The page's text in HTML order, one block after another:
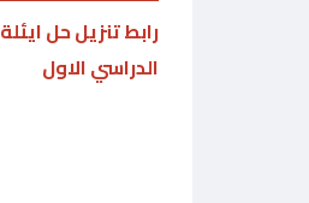
رابط تنزيل حل
الدراسي الاول